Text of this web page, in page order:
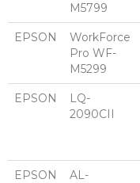
M5799
EPSON
WorkForce
Pro WF-
M5299
EPSON
LQ-
2090CII
EPSON
AL-